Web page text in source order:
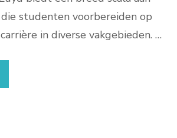
studenten voorbereiden op
in diverse vakgebieden. …